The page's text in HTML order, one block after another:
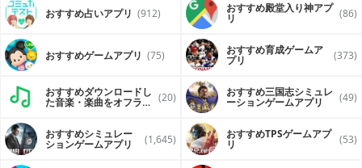
おすすめ占いアプリ (912) おすすめ殿堂入り神アプ
リ (86)
おすすめゲームアプリ (75) おすすめ育成ゲームア
プリ (373)
おすすめダウンロードし
た音楽・楽曲をオフライ (20) おすすめ三国志シミュレ
ーションゲームアプリ (49)
おすすめシミュレー
ションゲームアプリ (1,645) おすすめTPSゲームアプ
リ (53)